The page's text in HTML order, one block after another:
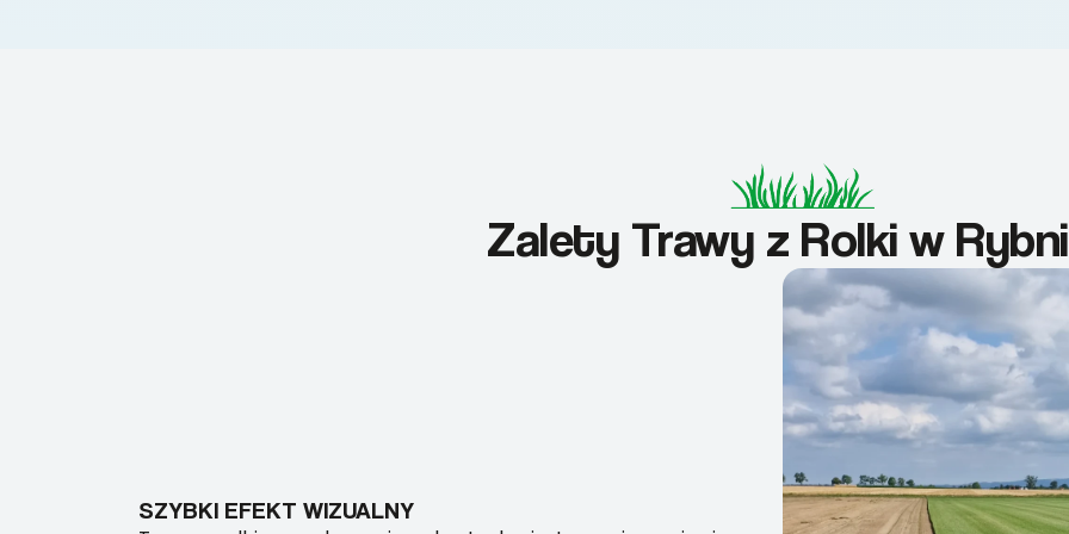
Zalety Trawy z Rolki w
SZYBKI EFEKT WIZUALNY